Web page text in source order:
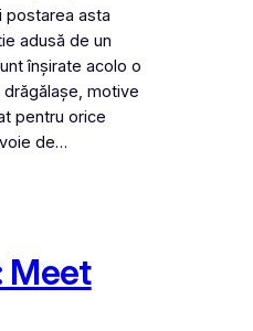
postarea asta
adusă de un
înșirate acolo o
motive
pentru orice
de…
Meet